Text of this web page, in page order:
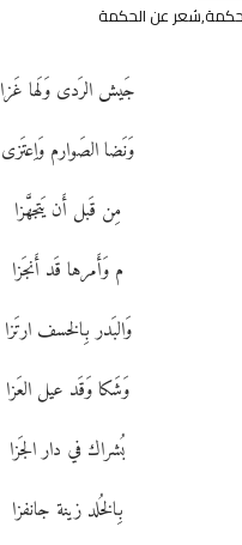
حكمة,شعر عن الحكمة
جَيش الرَدى وَلَها غَزا
وَنَضا الصَوارم وَاِعتَزى
مِن قَبل أَن يَتجهَّزا
م وَأَمرها قَد أَنجَزا
وَالبَدر بِالخسف ارتَزا
وَشَكا وَقَد عيل العَزا
بُشراك في دار الجَزا
بِالخُلد زينة جانفزا